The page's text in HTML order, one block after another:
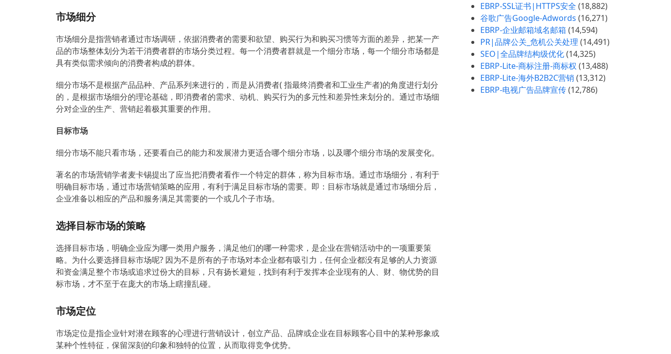
市场细分
市场细分是指营销者通过市场调研，依据消费者的需要和欲望、购买行为和购买习惯等方面的差异，把某一产
品的市场整体划分为若干消费者群的市场分类过程。每一个消费者群就是一个细分市场，每一个细分市场都是
具有类似需求倾向的消费者构成的群体。
细分市场不是根据产品品种、产品系列来进行的，而是从消费者( 指最终消费者和工业生产者)的角度进行划分
的，是根据市场细分的理论基础，即消费者的需求、动机、购买行为的多元性和差异性来划分的。通过市场细
分对企业的生产、营销起着极其重要的作用。
目标市场
细分市场不能只看市场，还要看自己的能力和发展潜力更适合哪个细分市场，以及哪个细分市场的发展变化。
著名的市场营销学者麦卡锡提出了应当把消费者看作一个特定的群体，称为目标市场。通过市场细分，有利于
明确目标市场，通过市场营销策略的应用，有利于满足目标市场的需要。即：目标市场就是通过市场细分后，
企业准备以相应的产品和服务满足其需要的一个或几个子市场。
选择目标市场的策略
选择目标市场，明确企业应为哪一类用户服务，满足他们的哪一种需求，是企业在营销活动中的一项重要策
略。为什么要选择目标市场呢? 因为不是所有的子市场对本企业都有吸引力，任何企业都没有足够的人力资源
和资金满足整个市场或追求过份大的目标，只有扬长避短，找到有利于发挥本企业现有的人、财、物优势的目
标市场，才不至于在庞大的市场上瞎撞乱碰。
市场定位
市场定位是指企业针对潜在顾客的心理进行营销设计，创立产品、品牌或企业在目标顾客心目中的某种形象或
某种个性特征，保留深刻的印象和独特的位置，从而取得竞争优势。
EBRP-SSL证书|HTTPS安全 (18,882)
谷歌广告Google-Adwords (16,271)
EBRP-企业邮箱域名邮箱 (14,594)
PR|品牌公关_危机公关处理 (14,491)
SEO|全品牌结构级优化(14,325)
EBRP-Lite-商标注册-商标权 (13,488)
EBRP-Lite-海外B2B2C营销 (13,312)
EBRP-电视广告品牌宣传(12,786)